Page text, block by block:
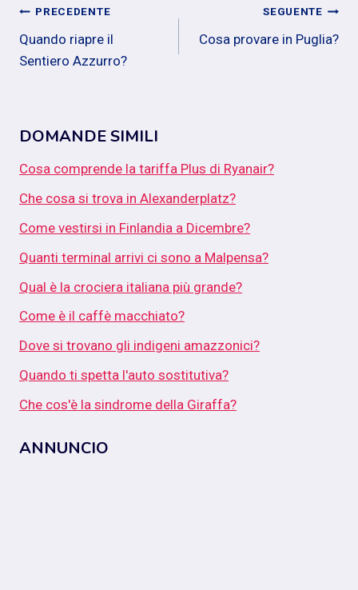
Navigazione
articoli
PRECEDENTE
Quando riapre il
Sentiero Azzurro?
SEGUENTE
Cosa provare in Puglia?
DOMANDE SIMILI
Cosa comprende la tariffa Plus di Ryanair?
Che cosa si trova in Alexanderplatz?
Come vestirsi in Finlandia a Dicembre?
Quanti terminal arrivi ci sono a Malpensa?
Qual è la crociera italiana più grande?
Come è il caffè macchiato?
Dove si trovano gli indigeni amazzonici?
Quando ti spetta l'auto sostitutiva?
Che cos'è la sindrome della Giraffa?
ANNUNCIO